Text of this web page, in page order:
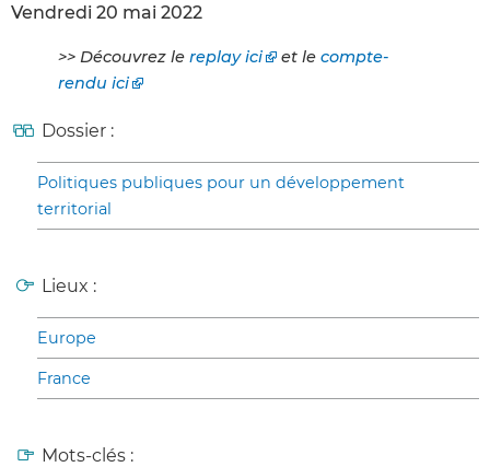
Vendredi 20 mai 2022
>> Découvrez le replay ici et le compte-
rendu ici
Dossier :
Politiques publiques pour un développement
territorial
Lieux :
Europe
France
Mots-clés :